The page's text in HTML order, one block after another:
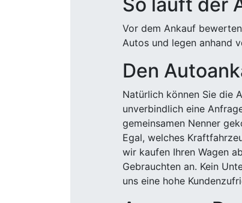
Vor dem Ankauf
Autos und legen anhand
Den
Natürlich können Sie die
unverbindlich eine
gemeinsamen Nenner
Egal, welches
wir kaufen Ihren Wagen
Gebrauchten an. Kein
uns eine hohe